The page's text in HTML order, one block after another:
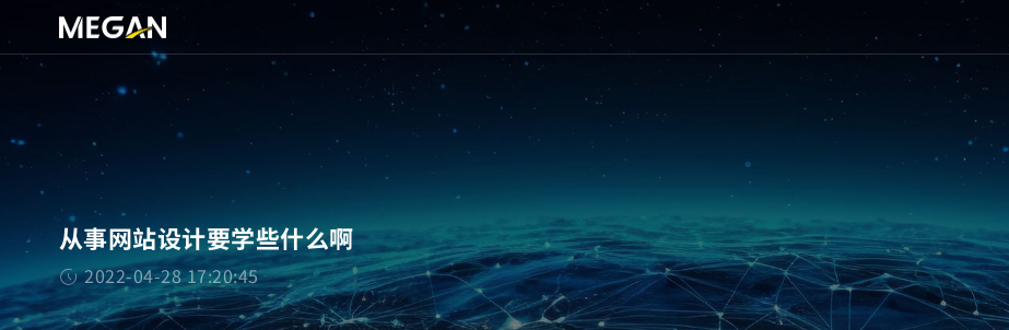
从事网站设计要学些什么啊
2022-04-28 17:20:45